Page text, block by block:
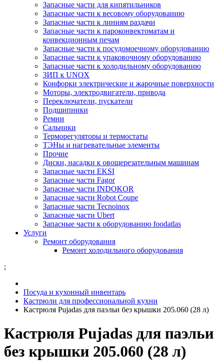
Запасные части для кипятильников
Запасные части к весовому оборудованию
Запасные части к линиям раздачи
Запасные части к пароконвектоматам и
конвекционным печам
Запасные части к посудомоечному оборудованию
Запасные части к упаковочному оборудованию
Запасные части к холодильному оборудованию
ЗИП к UNOX
Конфорки электрические и жарочные поверхности
Моторы, электродвигатели, привода
Переключатели, пускатели
Подшипники
Ремни
Сальники
Терморегуляторы и термостаты
ТЭНы и нагревательные элементы
Прочие
Диски, насадки к овощерезательным машинам
Запасные части EKSI
Запасные части Fagor
Запасные части INDOKOR
Запасные части Robot Coupe
Запасные части Tecnoinox
Запасные части Ubert
Запасные части к оборудованию foodatlas
Услуги
Ремонт оборудования
Ремонт холодильного оборудования
;
Посуда и кухонный инвентарь
Кастрюли для профессиональной кухни
Кастрюля Pujadas для паэльи без крышки 205.060 (28 л)
Кастрюля Pujadas для паэльи
без крышки 205.060 (28 л)